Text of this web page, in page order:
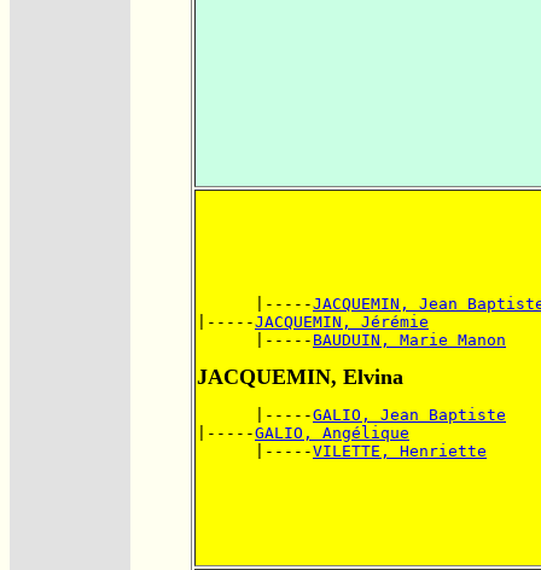
      |-----
JACQUEMIN, Jean
|-----JACQUEMIN, Jérémie
      |-----
BAUDUIN, Marie Manon
JACQUEMIN, Elvina
      |-----
GALIO, Jean Baptiste
|-----GALIO, Angélique
      |-----
VILETTE, Henriette